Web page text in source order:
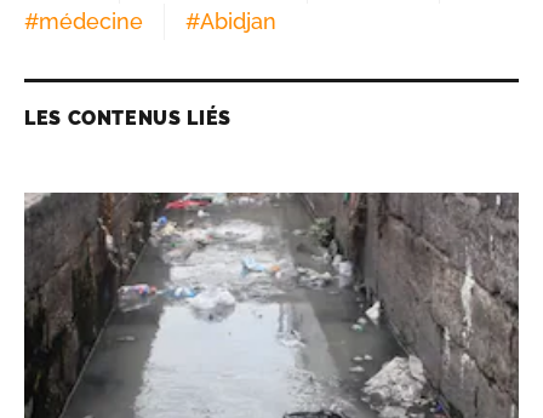
#médecine #Abidjan
LES CONTENUS LIÉS